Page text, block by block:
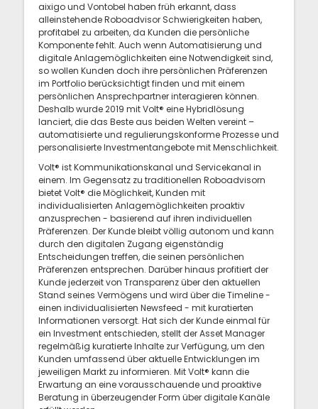
aixigo und Vontobel haben früh erkannt, dass
alleinstehende Roboadvisor Schwierigkeiten haben,
profitabel zu arbeiten, da Kunden die persönliche
Komponente fehlt. Auch wenn Automatisierung und
digitale Anlagemöglichkeiten eine Notwendigkeit sind,
so wollen Kunden doch ihre persönlichen Präferenzen
im Portfolio berücksichtigt finden und mit einem
persönlichen Ansprechpartner interagieren können.
Deshalb wurde 2019 mit Volt® eine Hybridlösung
lanciert, die das Beste aus beiden Welten vereint –
automatisierte und regulierungskonforme Prozesse und
personalisierte Investmentangebote mit Menschlichkeit.
Volt® ist Kommunikationskanal und Servicekanal in
einem. Im Gegensatz zu traditionellen Roboadvisorn
bietet Volt® die Möglichkeit, Kunden mit
individualisierten Anlagemöglichkeiten proaktiv
anzusprechen - basierend auf ihren individuellen
Präferenzen. Der Kunde bleibt völlig autonom und kann
durch den digitalen Zugang eigenständig
Entscheidungen treffen, die seinen persönlichen
Präferenzen entsprechen. Darüber hinaus profitiert der
Kunde jederzeit von Transparenz über den aktuellen
Stand seines Vermögens und wird über die Timeline -
einen individualisierten Newsfeed - mit kuratierten
Informationen versorgt. Hat sich der Kunde einmal für
ein Investment entschieden, stellt der Asset Manager
regelmäßig kuratierte Inhalte zur Verfügung, um den
Kunden umfassend über aktuelle Entwicklungen im
jeweiligen Markt zu informieren. Mit Volt® kann die
Erwartung an eine vorausschauende und proaktive
Beratung in überzeugender Form über digitale Kanäle